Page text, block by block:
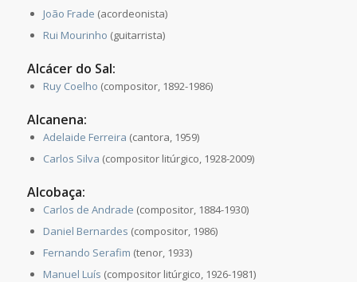
João Frade (acordeonista)
Rui Mourinho (guitarrista)
Alcácer do Sal:
Ruy Coelho (compositor, 1892-1986)
Alcanena:
Adelaide Ferreira (cantora, 1959)
Carlos Silva (compositor litúrgico, 1928-2009)
Alcobaça:
Carlos de Andrade (compositor, 1884-1930)
Daniel Bernardes (compositor, 1986)
Fernando Serafim (tenor, 1933)
Manuel Luís (compositor litúrgico, 1926-1981)